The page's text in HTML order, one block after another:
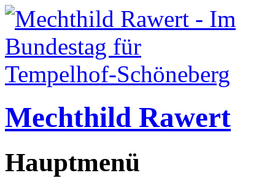
Mechthild Rawert
Hauptmenü